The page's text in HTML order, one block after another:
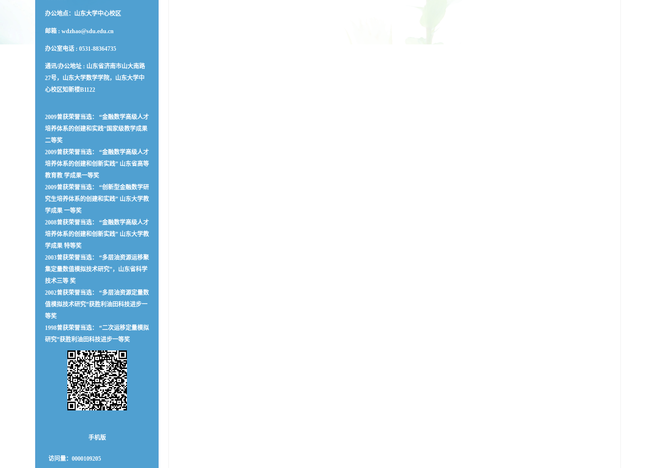
办公地点：山东大学中心校区
邮箱 : wdzhao@sdu.edu.cn
办公室电话 : 0531-88364735
通讯/办公地址 : 山东省济南市山大南路
27号，山东大学数学学院，山东大学中
心校区知新楼B1122
2009曾获荣誉当选： “金融数学高级人才
培养体系的创建和实践”国家级教学成果
二等奖
2009曾获荣誉当选： “金融数学高级人才
培养体系的创建和创新实践” 山东省高等
教育教 学成果一等奖
2009曾获荣誉当选： “创新型金融数学研
究生培养体系的创建和实践” 山东大学教
学成果 一等奖
2008曾获荣誉当选： “金融数学高级人才
培养体系的创建和创新实践” 山东大学教
学成果 特等奖
2003曾获荣誉当选： “多层油资源运移聚
集定量数值模拟技术研究”，山东省科学
技术三等 奖
2002曾获荣誉当选： “多层油资源定量数
值模拟技术研究”获胜利油田科技进步一
等奖
1998曾获荣誉当选： “二次运移定量模拟
研究”获胜利油田科技进步一等奖
手机版
访问量： 0000109205